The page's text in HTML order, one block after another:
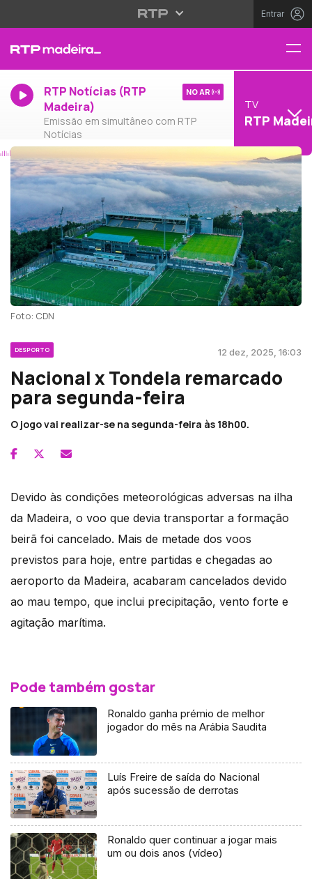
Entrar
RTP Notícias (RTP
Madeira)
Emissão em simultâneo com RTP
Notícias
NO AR
TV
RTP
Foto: CDN
DESPORTO 12 dez, 2025, 16:03
Nacional x Tondela remarcado
para segunda-feira
O jogo vai realizar-se na segunda-feira às 18h00.
Devido às condições meteorológicas adversas na ilha
da Madeira, o voo que devia transportar a formação
beirã foi cancelado. Mais de metade dos voos
previstos para hoje, entre partidas e chegadas ao
aeroporto da Madeira, acabaram cancelados devido
ao mau tempo, que inclui precipitação, vento forte e
agitação marítima.
Pode também gostar
Ronaldo ganha prémio de melhor
jogador do mês na Arábia Saudita
Luís Freire de saída do Nacional
após sucessão de derrotas
Ronaldo quer continuar a jogar mais
um ou dois anos (vídeo)